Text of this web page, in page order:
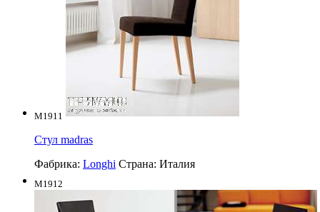
M1911
Стул madras
Фабрика: Longhi Страна: Италия
M1912